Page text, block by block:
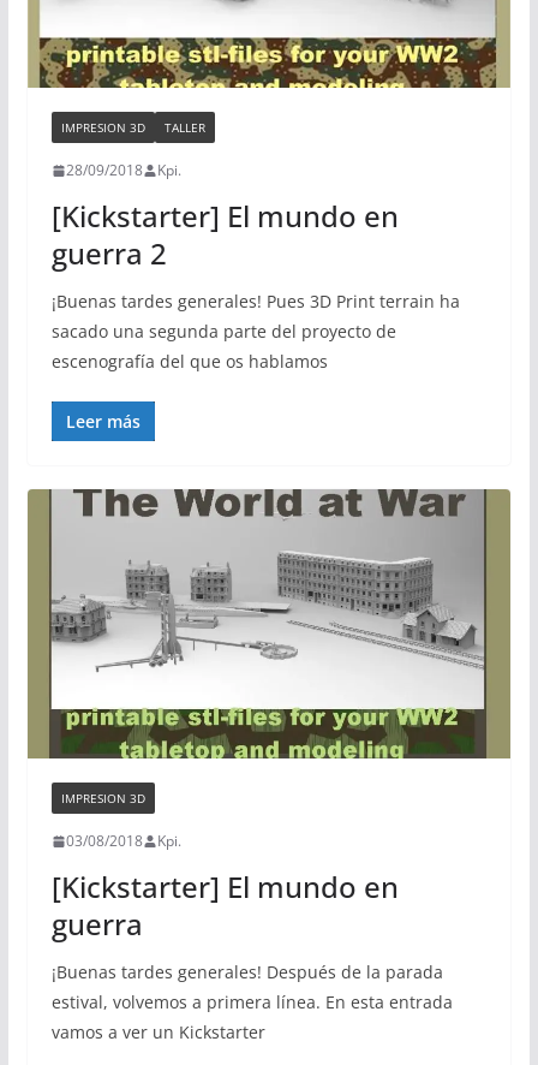
IMPRESION 3D TALLER
28/09/2018 Kpi.
[Kickstarter] El mundo en
guerra 2
¡Buenas tardes generales! Pues 3D Print terrain ha
sacado una segunda parte del proyecto de
escenografía del que os hablamos
Leer más
IMPRESION 3D
03/08/2018 Kpi.
[Kickstarter] El mundo en
guerra
¡Buenas tardes generales! Después de la parada
estival, volvemos a primera línea. En esta entrada
vamos a ver un Kickstarter